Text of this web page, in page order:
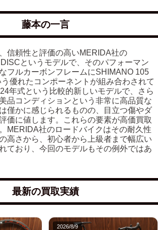
藤本の一言
信頼性と評価の高いMERIDA社の
というモデルで、そのパフォーマン
フルカーボンフレームにSHIMANO 105
優れたコンポーネントが組み合わされて
年式という比較的新しいモデルで、さら
品コンディションという非常に高品質な
僅かに感じられるものの、目立つ傷やダ
価に値します。これらの要素が高価買取
MERIDA社のロードバイクはその耐久性
高さから、初心者から上級者まで幅広い
ており、今回のモデルもその例外ではあ
最新の買取実績
2026/8/9